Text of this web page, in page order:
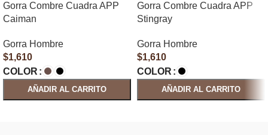
Gorra Combre Cuadra APP
Caiman
Gorra Hombre
$1,610
COLOR
AÑADIR AL CARRITO
Gorra Combre Cuadra APP
Stingray
Gorra Hombre
$1,610
COLOR
AÑADIR AL CARRITO